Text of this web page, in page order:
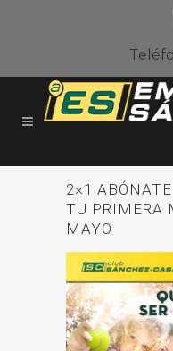
2×1
TU PRIMERA
MAYO